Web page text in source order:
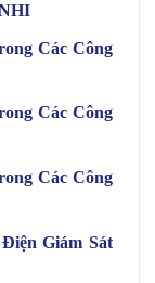
Các Công
Các Công
Các Công
Giám Sát